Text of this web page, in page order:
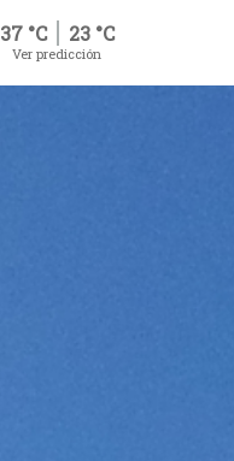
37 °C 23 °C
Ver predicción